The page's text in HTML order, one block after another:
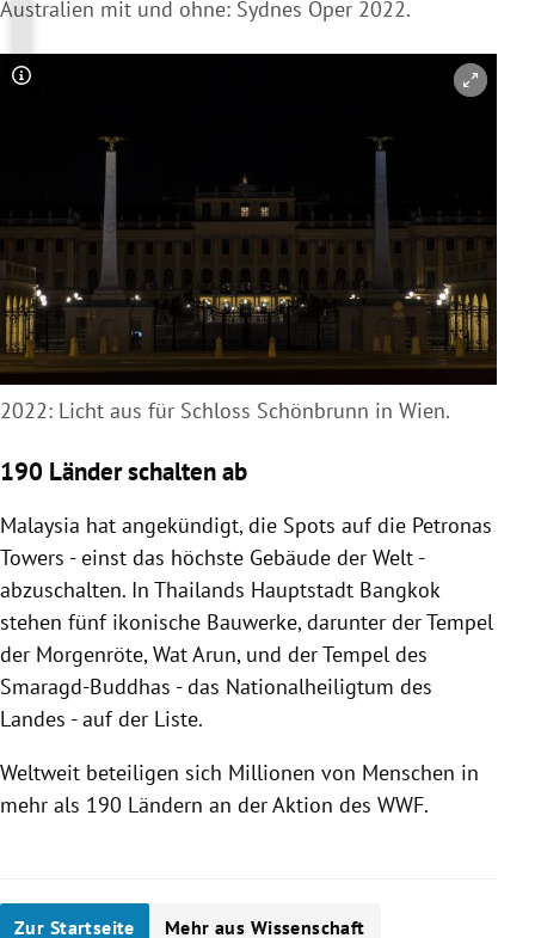
Australien mit und ohne: Sydnes Oper 2022.
Copyright-Hinweis öffnen/schließen
2022: Licht aus für Schloss Schönbrunn in Wien.
190 Länder schalten ab
Malaysia hat angekündigt, die Spots auf die Petronas
Towers - einst das höchste Gebäude der Welt -
abzuschalten. In Thailands Hauptstadt Bangkok
stehen fünf ikonische Bauwerke, darunter der Tempel
der Morgenröte, Wat Arun, und der Tempel des
Smaragd-Buddhas - das Nationalheiligtum des
Landes - auf der Liste.
Weltweit beteiligen sich Millionen von Menschen in
mehr als 190 Ländern an der Aktion des WWF.
Zur Startseite Mehr aus Wissenschaft